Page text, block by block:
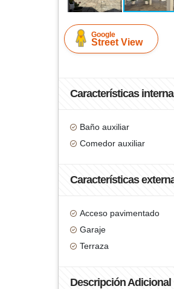
Google
Street View
Características
Baño auxiliar
Comedor auxiliar
Características
Acceso pavimentado
Garaje
Terraza
Descripción Adicional